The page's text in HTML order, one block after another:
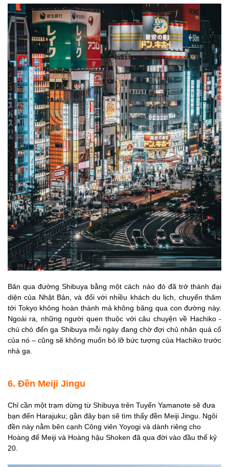
Băn qua đường Shibuya bằng một cách nào đó đã trở thành đại
diện của Nhật Bản, và đối với nhiều khách du lịch, chuyến thăm
tới Tokyo không hoàn thành mà không băng qua con đường này.
Ngoài ra, những người quen thuộc với câu chuyện về Hachiko -
chú chó đến ga Shibuya mỗi ngày đang chờ đợi chủ nhân quá cố
của nó – cũng sẽ không muốn bỏ lỡ bức tượng của Hachiko trước
nhà ga.
6. Đền Meiji Jingu
Chỉ cần một trạm dừng từ Shibuya trên Tuyến Yamanote sẽ đưa
bạn đến Harajuku; gần đây bạn sẽ tìm thấy đền Meiji Jingu. Ngôi
đền này nằm bên cạnh Công viên Yoyogi và dành riêng cho
Hoàng đế Meiji và Hoàng hậu Shoken đã qua đời vào đầu thế kỷ
20.